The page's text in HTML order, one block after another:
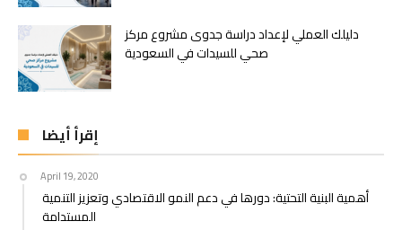
دليلك العملي لإعداد دراسة جدوى مشروع مركز
صحي للسيدات في السعودية
إقرأ أيضا
April 19, 2020
أهمية البنية التحتية: دورها في دعم النمو الاقتصادي وتعزيز التنمية
المستدامة